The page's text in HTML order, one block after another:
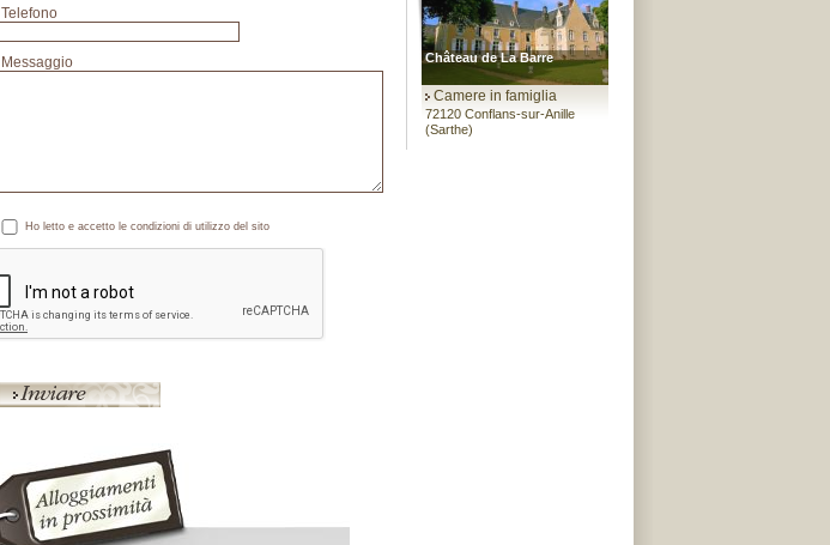
Telefono
Messaggio
Ho letto e accetto le condizioni di utilizzo del sito
Château de La Barre
Camere in famiglia
72120 Conflans-sur-Anille
(Sarthe)